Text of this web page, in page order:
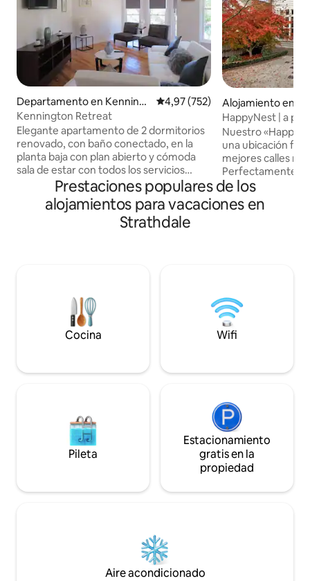
Departamento en Kenningt
on
Calificación promedio: 4,97 de
4,97 (752)
Kennington Retreat
Elegante apartamento de 2 dormitorios
renovado, con baño conectado, en la
planta baja con plan abierto y cómoda
sala de estar con todos los servicios
disponibles. Acceso a través de entrada
privada, lado derecho en la parte
delantera y plaza de aparcamiento.
Nuestro alojamiento se encuentra en
tranquilo con fácil acceso a
supermercados locales, hotel, comida
rápida y otras tiendas especializadas (a 5
minutos a pie).
Alojamiento en
HappyNest | a pie
Bendigo
Nuestro
una ubicación
mejores calles
Perfectamente
corazón del
bares,
puertas de un
tiene comidas
cervecería
Prestaciones populares de los
alojamientos para vacaciones en
Strathdale
Cocina Wifi
Pileta
Estacionamiento
gratis en la
propiedad
Aire acondicionado